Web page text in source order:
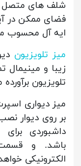
شلف های متصل
فضای ممکن در
ایه آل محسوب
میز تلویزیون
زیبا و مینیمال
تلویزیون
میز دیواری
بر روی دیوار
داشبوردی
باشد. و
الکترونیکی